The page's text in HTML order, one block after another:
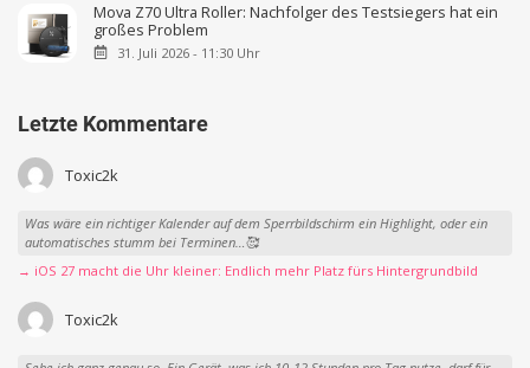
Mova Z70 Ultra Roller: Nachfolger des Testsiegers hat ein
großes Problem
31. Juli 2026 - 11:30 Uhr
Letzte Kommentare
Toxic2k
Was wäre ein richtiger Kalender auf dem Sperrbildschirm ein Highlight, oder ein
automatisches stumm bei Terminen…🥰
→ iOS 27 macht die Uhr kleiner: Endlich mehr Platz fürs Hintergrundbild
Toxic2k